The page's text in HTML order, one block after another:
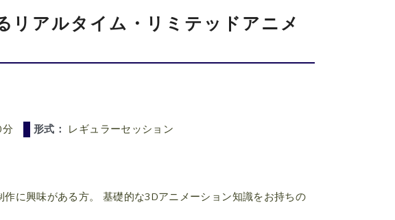
リアルタイム・リミテッドアニメ
形式： レギュラーセッション
に興味がある方。 基礎的な3Dアニメーション知識をお持ちの